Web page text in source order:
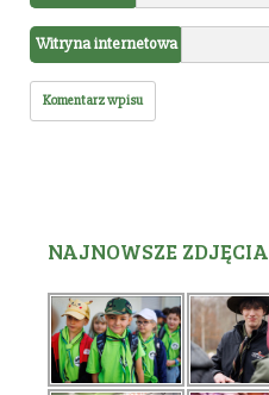
Witryna internetowa
NAJNOWSZE ZDJĘCIA